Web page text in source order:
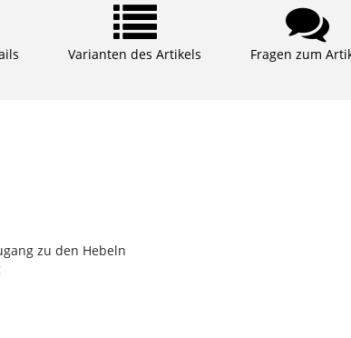
Varianten des Artikels Fragen zum
zu den Hebeln